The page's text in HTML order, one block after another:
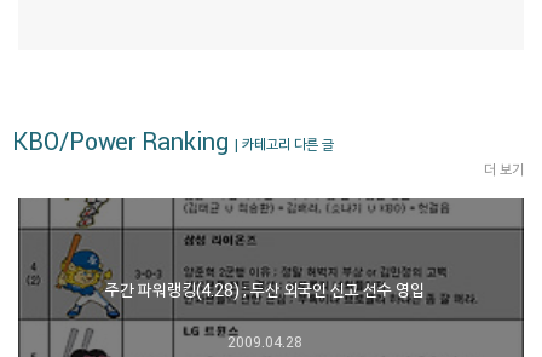
KBO/Power Ranking | 카테고리 다른 글
더 보기
주간 파워랭킹(4.28) ; 두산 외국인 신고 선수 영입
2009.04.28